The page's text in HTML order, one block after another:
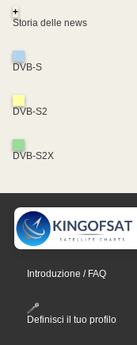
+
Storia delle news
DVB-S
DVB-S2
DVB-S2X
Introduzione / FAQ
Definisci il tuo profilo